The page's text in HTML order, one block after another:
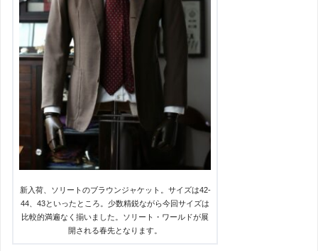
新入荷、ソリートのブラウンジャケット。サイズは42-
44、43といったところ。少数精鋭ながら今回サイズは
比較的満遍なく揃いました。ソリート・ワールドが展
開される春先となります。